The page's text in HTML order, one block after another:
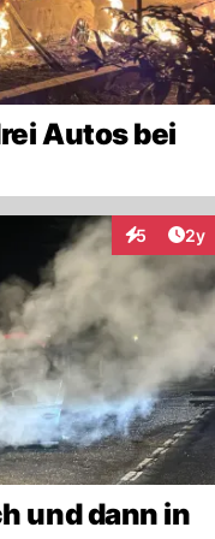
Autos bei
5 2y
und dann in